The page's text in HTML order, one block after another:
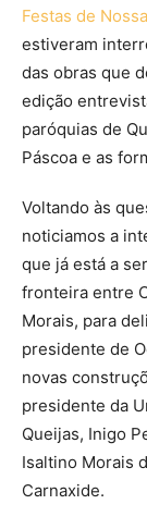
Festas de
estiveram
das obras que
edição
paróquias de
Páscoa e as
Voltando às
noticiamos a
que já está a
fronteira entre
Morais, para
presidente de
novas
presidente da
Queijas, Inigo
Isaltino Morais
Carnaxide.